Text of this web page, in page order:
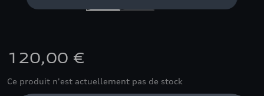
120,00 €
Ce produit n'est actuellement pas de stock